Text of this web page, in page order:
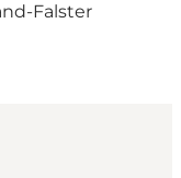
Falster